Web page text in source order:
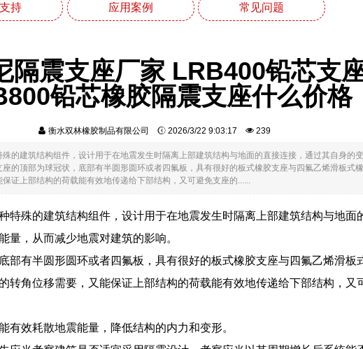
持 应用案例 常见问题
隔震支座厂家 LRB400铅芯支
铅芯橡胶隔震支座什么价格
衡水双林橡胶制品有限公司 2026/3/22 9:03:17 239
的建筑结构组件，设计用于在地震发生时隔离上部建筑结构与地面的直接连接，通过其自身的
的顶部为球冠状，底部有半圆形圆环或者四氟板，具有很好的板式橡胶支座与四氟乙烯滑板式
证上部结构的荷载能有效地传递给下部结构，又可避免支座的......
特殊的建筑结构组件，设计用于在地震发生时隔离上部建筑结构与地面
量，从而减少地震对建筑的影响。
部有半圆形圆环或者四氟板，具有很好的板式橡胶支座与四氟乙烯滑板
转角位移需要，又能保证上部结构的荷载能有效地传递给下部结构，又
有效耗散地震能量，降低结构的内力和变形。